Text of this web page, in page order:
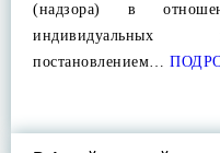
(надзора) в
индивидуальных
постановлением…